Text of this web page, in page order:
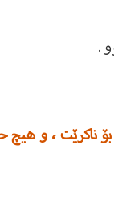
.
بۆ ناکرێت ، و